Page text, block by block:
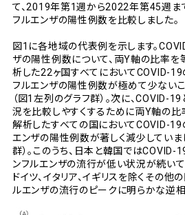
て、2019年第1週から2022年第45週ま
フルエンザの陽性例数を比較しました。
図1に各地域の代表例を示します。
ザの陽性例数について、両Y軸の比率を等
析した22ヶ国すべてにおいてCOVID-
フルエンザの陽性例数が極めて少ない
（図1左列のグラフ群）。次に、COVID-
況を比較しやすくするために両Y軸の比
解析したすべての国においてCOVID-
エンザの陽性例数が著しく減少していま
群）。このうち、日本と韓国では
ンフルエンザの流行が低い状況が続いて
ドイツ、イタリア、イギリスを除くその
ルエンザの流行のピークに明らかな逆